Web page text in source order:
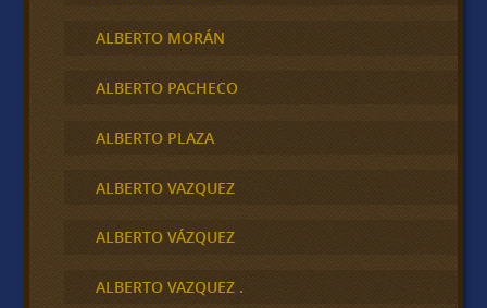
ALBERTO MORÁN
ALBERTO PACHECO
ALBERTO PLAZA
ALBERTO VAZQUEZ
ALBERTO VÁZQUEZ
ALBERTO VAZQUEZ .